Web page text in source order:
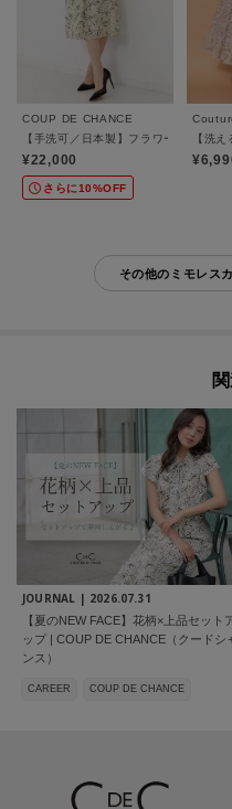
COUP DE CHANCE
【手洗可／日本製】フラワースカート
¥22,000
さらに10%OFF
【洗
その他のミモレス
JOURNAL | 2026.07.31
【夏のNEW FACE】花柄×上品セット
ップ | COUP DE CHANCE（クードシ
ンス）
CAREER COUP DE CHANCE